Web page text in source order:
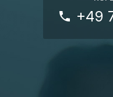
+49